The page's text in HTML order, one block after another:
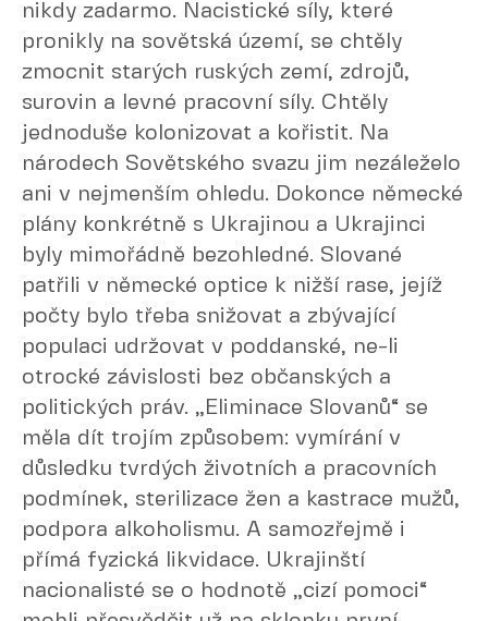
nikdy zadarmo. Nacistické síly, které
pronikly na sovětská území, se chtěly
zmocnit starých ruských zemí, zdrojů,
surovin a levné pracovní síly. Chtěly
jednoduše kolonizovat a kořistit. Na
národech Sovětského svazu jim nezáleželo
ani v nejmenším ohledu. Dokonce německé
plány konkrétně s Ukrajinou a Ukrajinci
byly mimořádně bezohledné. Slované
patřili v německé optice k nižší rase, jejíž
počty bylo třeba snižovat a zbývající
populaci udržovat v poddanské, ne-li
otrocké závislosti bez občanských a
politických práv. „Eliminace Slovanů“ se
měla dít trojím způsobem: vymírání v
důsledku tvrdých životních a pracovních
podmínek, sterilizace žen a kastrace mužů,
podpora alkoholismu. A samozřejmě i
přímá fyzická likvidace. Ukrajinští
nacionalisté se o hodnotě „cizí pomoci“